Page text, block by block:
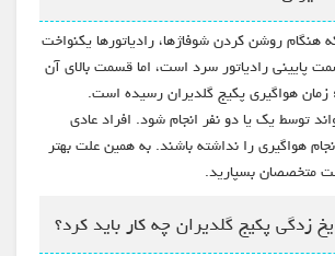
هنگام روشن کردن شوفاژها، رادیاتورها یکنواخت
پایینی رادیاتور سرد است، اما قسمت بالای آن
هواگیری پکیج گلدیران رسیده است.
توسط یک یا دو نفر انجام شود. افراد عادی
هواگیری را نداشته باشند. به همین علت بهتر
متخصصان بسپارید.
زدگی پکیج گلدیران چه کار باید کرد؟